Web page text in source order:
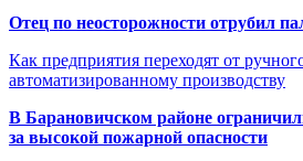
Отец по неосторожности отрубил
Как предприятия переходят от
автоматизированному производству
В Барановичском районе
за высокой пожарной опасности